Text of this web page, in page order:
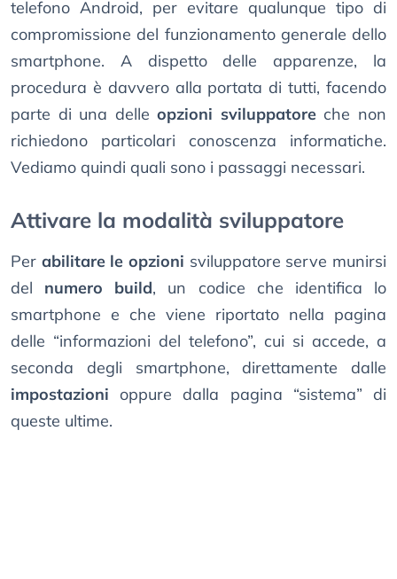
telefono Android, per evitare qualunque tipo di
compromissione del funzionamento generale dello
smartphone. A dispetto delle apparenze, la
procedura è davvero alla portata di tutti, facendo
parte di una delleopzioni sviluppatoreche non
richiedono particolari conoscenza informatiche.
Vediamo quindi quali sono i passaggi necessari.
Attivare la modalità sviluppatore
Per abilitare le opzioni sviluppatore serve munirsi
del numero build, un codice che identifica lo
smartphone e che viene riportato nella pagina
delle “informazioni del telefono”, cui si accede, a
seconda degli smartphone, direttamente dalle
impostazioni oppure dalla pagina “sistema” di
queste ultime.